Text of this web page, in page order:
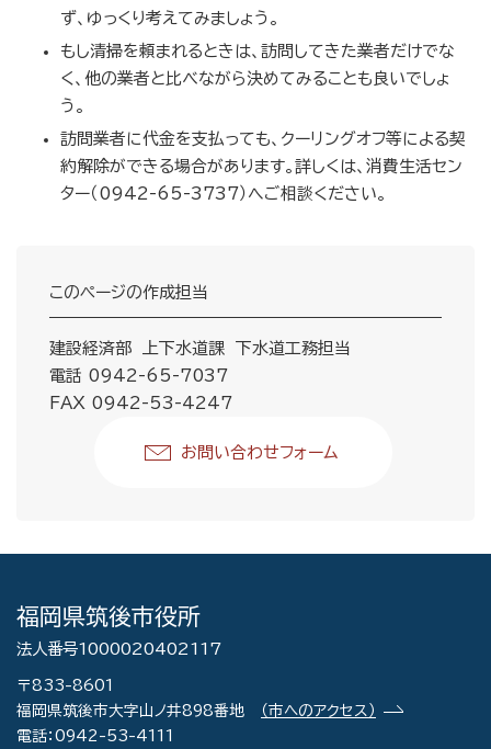
ず、ゆっくり考えてみましょう。
もし清掃を頼まれるときは、訪問してきた業者だけでな
く、他の業者と比べながら決めてみることも良いでしょ
う。
訪問業者に代金を支払っても、クーリングオフ等による契
約解除ができる場合があります。詳しくは、消費生活セン
ター（0942-65-3737）へご相談ください。
このページの作成担当
建設経済部 上下水道課 下水道工務担当
電話 0942-65-7037
FAX 0942-53-4247
お問い合わせフォーム
福岡県筑後市役所
法人番号1000020402117
〒833-8601
福岡県筑後市大字山ノ井898番地
（市へのアクセス）
電話：0942-53-4111